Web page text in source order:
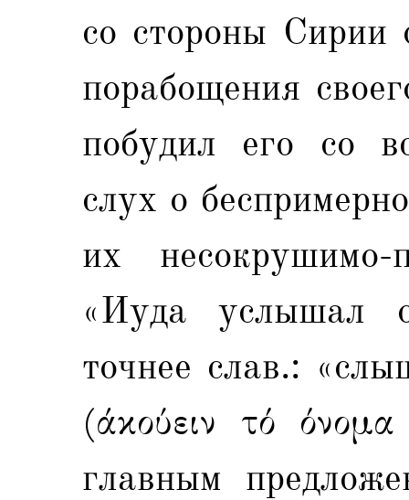
со стороны Сирии
порабощения
побудил его со
слух о
их
«Иуда
точнее слав.:
(άκούειν τό
главным